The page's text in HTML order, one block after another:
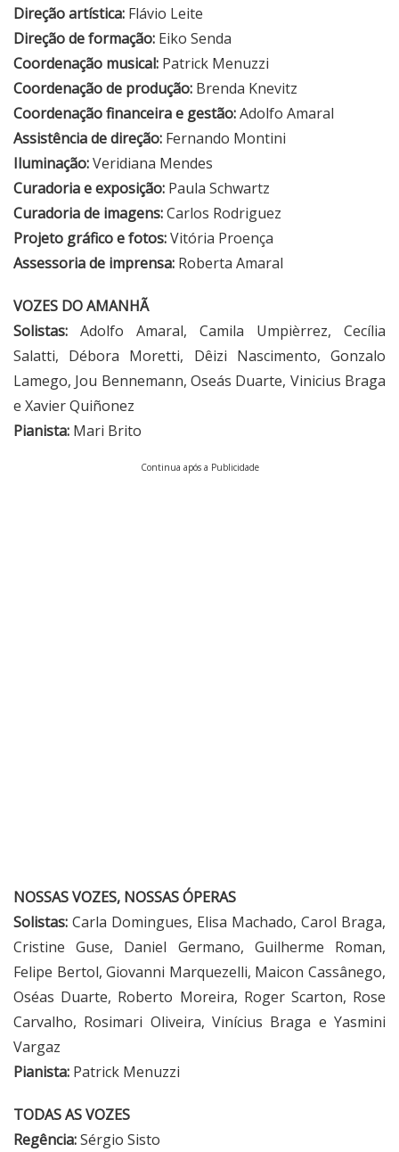
Direção artística: Flávio Leite
Direção de formação: Eiko Senda
Coordenação musical: Patrick Menuzzi
Coordenação de produção: Brenda Knevitz
Coordenação financeira e gestão:Adolfo Amaral
Assistência de direção: Fernando Montini
Iluminação:Veridiana Mendes
Curadoria e exposição: Paula Schwartz
Curadoria de imagens:Carlos Rodriguez
Projeto gráfico e fotos:Vitória Proença
Assessoria de imprensa: Roberta Amaral
VOZES DO AMANHÃ
Solistas: Adolfo Amaral, Camila Umpièrrez, Cecília
Salatti, Débora Moretti, Dêizi Nascimento, Gonzalo
Lamego, Jou Bennemann, Oseás Duarte, Vinicius Braga
e Xavier Quiñonez
Pianista: Mari Brito
Continua após a Publicidade
NOSSAS VOZES, NOSSAS ÓPERAS
Solistas: Carla Domingues, Elisa Machado, Carol Braga,
Cristine Guse, Daniel Germano, Guilherme Roman,
Felipe Bertol, Giovanni Marquezelli, Maicon Cassânego,
Oséas Duarte, Roberto Moreira, Roger Scarton, Rose
Carvalho, Rosimari Oliveira, Vinícius Braga e Yasmini
Vargaz
Pianista: Patrick Menuzzi
TODAS AS VOZES
Regência:Sérgio Sisto